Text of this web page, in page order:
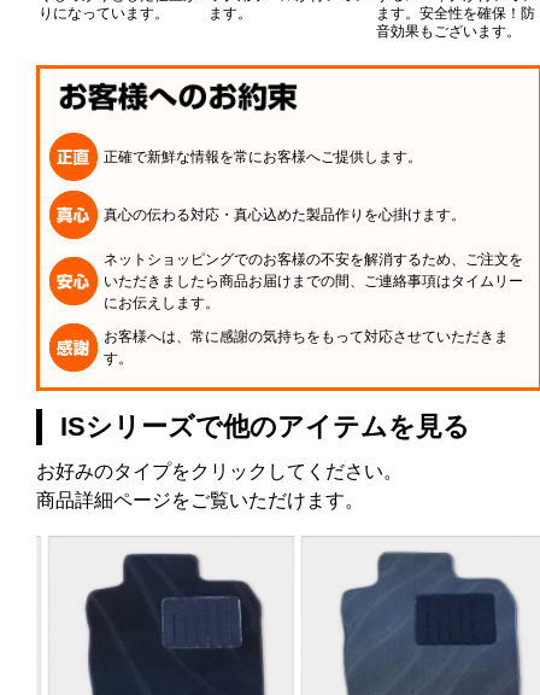
りになっています。
ます。
ます。安全性を確保！防
音効果もございます。
正確で新鮮な情報を常にお客様へご提供します。
真心の伝わる対応・真心込めた製品作りを心掛けます。
ネットショッピングでのお客様の不安を解消するため、ご注文を
いただきましたら商品お届けまでの間、ご連絡事項はタイムリー
にお伝えします。
お客様へは、常に感謝の気持ちをもって対応させていただきま
す。
ISシリーズで他のアイテムを見る
お好みのタイプをクリックしてください。
商品詳細ページをご覧いただけます。